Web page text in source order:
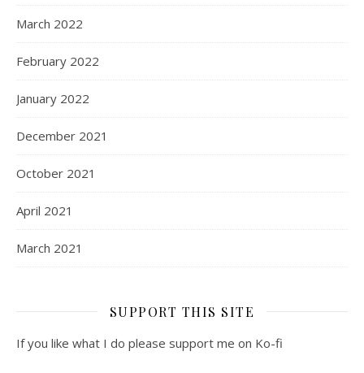
March 2022
February 2022
January 2022
December 2021
October 2021
April 2021
March 2021
SUPPORT THIS SITE
If you like what I do please support me on Ko-fi